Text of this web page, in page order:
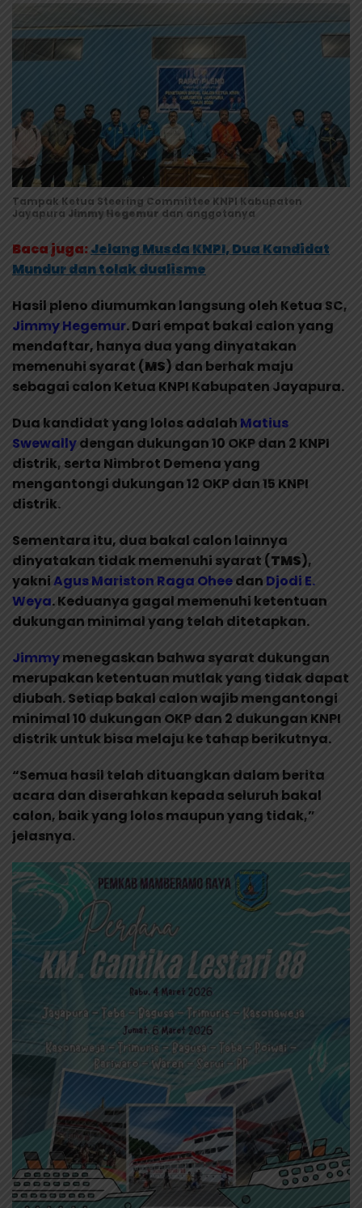
Tampak Ketua Steering Committee KNPI Kabupaten
Jayapura Jimmy Hegemur dan anggotanya
Baca juga:Jelang Musda KNPI, Dua Kandidat
Mundur dan tolak dualisme
Hasil pleno diumumkan langsung oleh Ketua SC,
Jimmy Hegemur. Dari empat bakal calon yang
mendaftar, hanya dua yang dinyatakan
memenuhi syarat (MS) dan berhak maju
sebagai calon Ketua KNPI Kabupaten Jayapura.
Dua kandidat yang lolos adalah Matius
Swewallydengan dukungan 10 OKP dan 2 KNPI
distrik, serta Nimbrot Demena yang
mengantongi dukungan 12 OKP dan 15 KNPI
distrik.
Sementara itu, dua bakal calon lainnya
dinyatakan tidak memenuhi syarat (TMS),
yakniAgus Mariston Raga Oheedan Djodi E.
Weya. Keduanya gagal memenuhi ketentuan
dukungan minimal yang telah ditetapkan.
Jimmymenegaskan bahwa syarat dukungan
merupakan ketentuan mutlak yang tidak dapat
diubah. Setiap bakal calon wajib mengantongi
minimal 10 dukungan OKP dan 2 dukungan KNPI
distrik untuk bisa melaju ke tahap berikutnya.
“Semua hasil telah dituangkan dalam berita
acara dan diserahkan kepada seluruh bakal
calon, baik yang lolos maupun yang tidak,”
jelasnya.